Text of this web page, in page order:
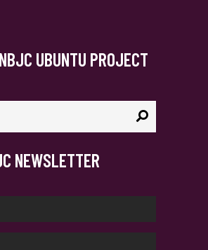
UBUNTU PROJECT
NEWSLETTER